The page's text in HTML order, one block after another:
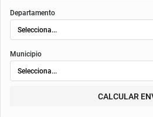
Departamento
Municipio
CALCULAR